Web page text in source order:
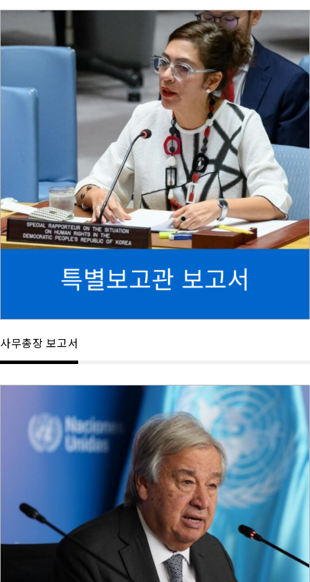
사무총장 보고서